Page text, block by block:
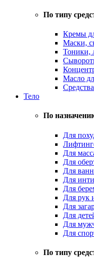
По типу
Кремы
Маски,
Тоники,
Масло
Тело
По
Для
Для
Для
Для
Для
Для
Для рук
Для
Для
Для
Для
По типу